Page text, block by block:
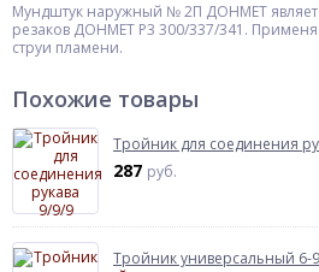
Мундштук наружный № 2П ДОНМЕТ
резаков ДОНМЕТ Р3 300/337/341.
струи пламени.
Похожие товары
Тройник для соединения
287 руб.
Тройник универсальный 6-